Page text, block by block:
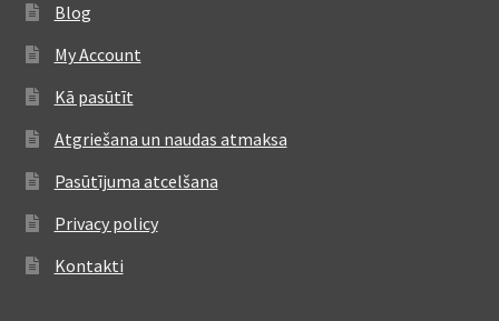
Blog
My Account
Kā pasūtīt
Atgriešana un naudas atmaksa
Pasūtījuma atcelšana
Privacy policy
Kontakti